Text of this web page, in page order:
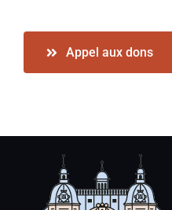
Appel aux dons